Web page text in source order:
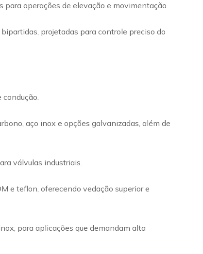
operações de elevação e movimentação.
projetadas para controle preciso do
aço inox e opções galvanizadas, além de
válvulas industriais.
e teflon, oferecendo vedação superior e
para aplicações que demandam alta